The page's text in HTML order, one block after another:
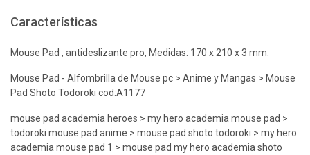
Características
Mouse Pad , antideslizante pro, Medidas: 170 x 210 x 3 mm.
Mouse Pad - Alfombrilla de Mouse pc > Anime y Mangas > Mouse
Pad Shoto Todoroki cod:A1177
mouse pad academia heroes > my hero academia mouse pad >
todoroki mouse pad anime > mouse pad shoto todoroki > my hero
academia mouse pad 1 > mouse pad my hero academia shoto